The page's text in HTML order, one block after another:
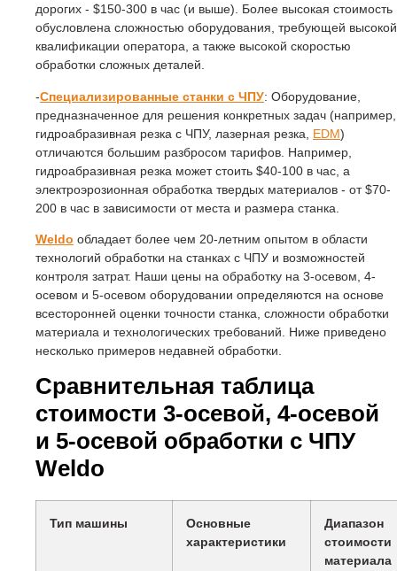
дорогих - $150-300 в час (и выше). Более высокая стоимость
обусловлена сложностью оборудования, требующей высокой
квалификации оператора, а также высокой скоростью
обработки сложных деталей.
-Специализированные станки с ЧПУ: Оборудование,
предназначенное для решения конкретных задач (например,
гидроабразивная резка с ЧПУ, лазерная резка, EDM)
отличаются большим разбросом тарифов. Например,
гидроабразивная резка может стоить $40-100 в час, а
электроэрозионная обработка твердых материалов - от $70-
200 в час в зависимости от места и размера станка.
Weldo обладает более чем 20-летним опытом в области
технологий обработки на станках с ЧПУ и возможностей
контроля затрат. Наши цены на обработку на 3-осевом, 4-
осевом и 5-осевом оборудовании определяются на основе
всесторонней оценки точности станка, сложности обработки
материала и технологических требований. Ниже приведено
несколько примеров недавней обработки.
Сравнительная таблица
стоимости 3-осевой, 4-осевой
и 5-осевой обработки с ЧПУ
Weldo
Тип машины
Основные
характеристики
Диапазон
стоимости
материала